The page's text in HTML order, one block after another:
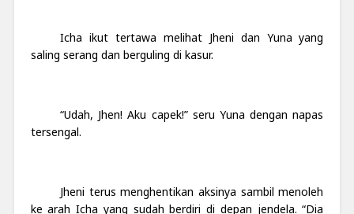
Icha ikut tertawa melihat Jheni dan Yuna yang
saling serang dan berguling di kasur.
“Udah, Jhen! Aku capek!” seru Yuna dengan napas
tersengal.
Jheni terus menghentikan aksinya sambil menoleh
ke arah Icha yang sudah berdiri di depan jendela. “Dia